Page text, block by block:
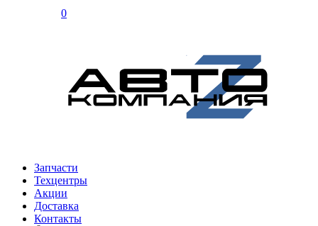
0
Запчасти
Техцентры
Акции
Доставка
Контакты